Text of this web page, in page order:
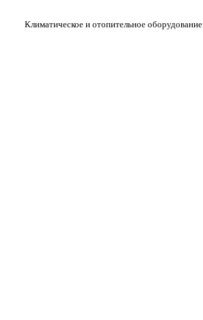
Климатическое и отопительное оборудование